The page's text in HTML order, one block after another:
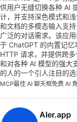
供用户无缝切换各种 AI
计，并支持深色模式和
和文档的多模态输入支
广泛的对话需求。该应
于 ChatGPT 的内置记忆
HTTP 请求，并提供跨
和对各种 AI 模型的强大
的人的一个引人注目的选
MCP最佳 AI 聊天框免费 AI
AIer.app